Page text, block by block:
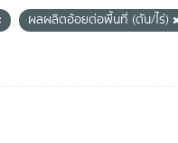
ผลผลิตอ้อยต่อพื้นที่ (ตัน/ไร่)